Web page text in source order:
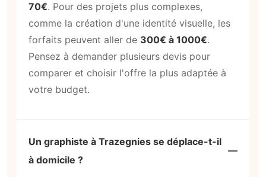
70€. Pour des projets plus complexes,
comme la création d'une identité visuelle, les
forfaits peuvent aller de 300€ à 1000€.
Pensez à demander plusieurs devis pour
comparer et choisir l'offre la plus adaptée à
votre budget.
Un graphiste à Trazegnies se déplace-t-il
à domicile ?